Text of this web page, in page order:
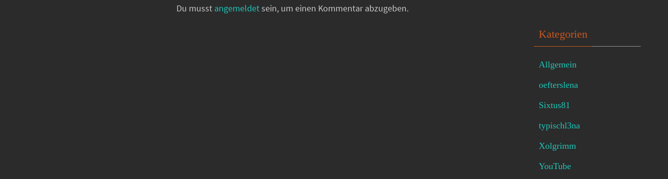
Du musst angemeldetsein, um einen Kommentar abzugeben.
Kategorien
Allgemein
oefterslena
Sixtus81
typischl3na
Xolgrimm
YouTube